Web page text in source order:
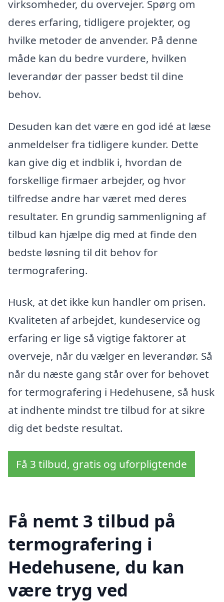
virksomheder, du overvejer. Spørg om
deres erfaring, tidligere projekter, og
hvilke metoder de anvender. På denne
måde kan du bedre vurdere, hvilken
leverandør der passer bedst til dine
behov.
Desuden kan det være en god idé at læse
anmeldelser fra tidligere kunder. Dette
kan give dig et indblik i, hvordan de
forskellige firmaer arbejder, og hvor
tilfredse andre har været med deres
resultater. En grundig sammenligning af
tilbud kan hjælpe dig med at finde den
bedste løsning til dit behov for
termografering.
Husk, at det ikke kun handler om prisen.
Kvaliteten af arbejdet, kundeservice og
erfaring er lige så vigtige faktorer at
overveje, når du vælger en leverandør. Så
når du næste gang står over for behovet
for termografering i Hedehusene, så husk
at indhente mindst tre tilbud for at sikre
dig det bedste resultat.
Få 3 tilbud, gratis og uforpligtende
Få nemt 3 tilbud på
termografering i
Hedehusene, du kan
være tryg ved